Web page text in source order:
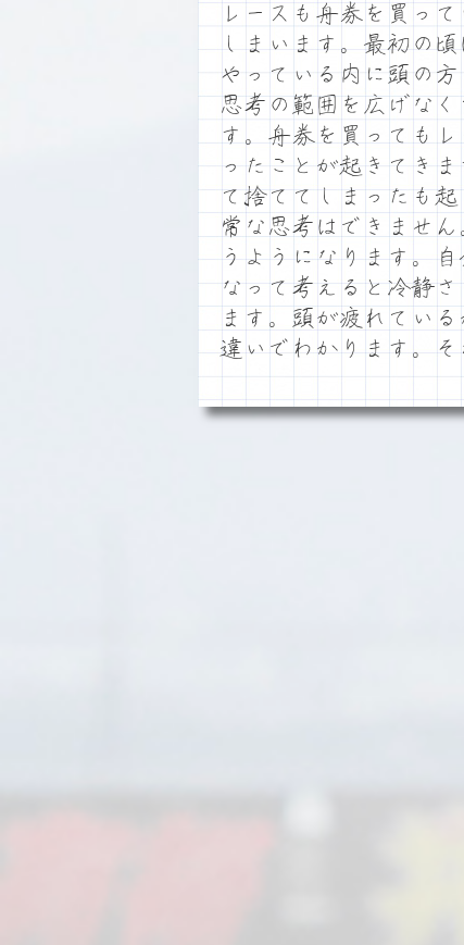
レースも舟券を買っ
しまいます。最初の
やっている内に頭の
思考の範囲を広げな
す。舟券を買っても
ったことが起きてき
て捨ててしまったも
常な思考はできませ
うようになります。
なって考えると冷静
ます。頭が疲れてい
違いでわかります。